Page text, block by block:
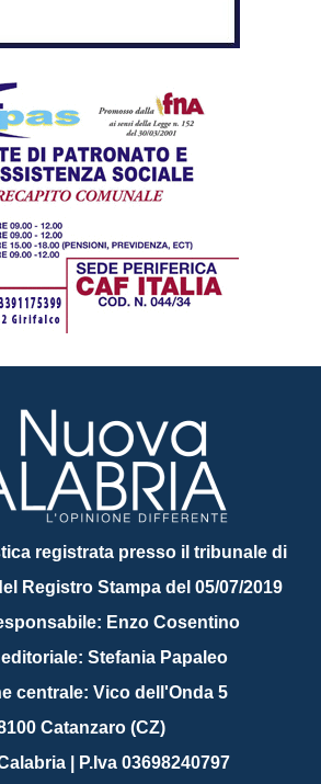
registrata presso il tribunale di
Registro Stampa del 05/07/2019
Enzo Cosentino
Stefania Papaleo
centrale: Vico dell'Onda 5
Catanzaro (CZ)
| P.Iva 03698240797